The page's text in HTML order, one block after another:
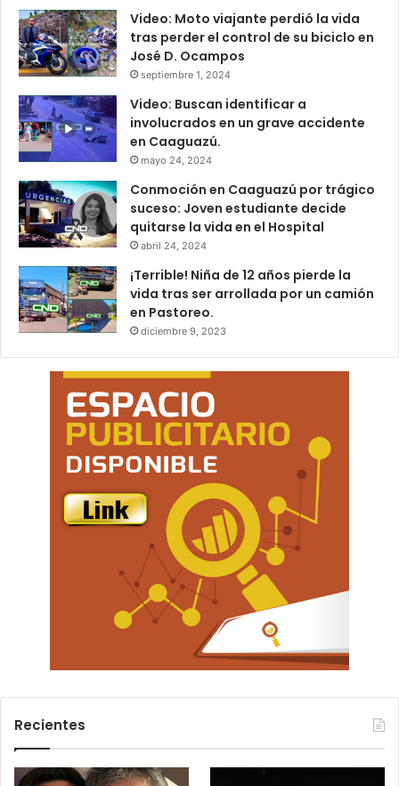
Video: Moto viajante perdió la vida
tras perder el control de su biciclo en
José D. Ocampos
septiembre 1, 2024
Video: Buscan identificar a
involucrados en un grave accidente
en Caaguazú.
mayo 24, 2024
Conmoción en Caaguazú por trágico
suceso: Joven estudiante decide
quitarse la vida en el Hospital
abril 24, 2024
¡Terrible! Niña de 12 años pierde la
vida tras ser arrollada por un camión
en Pastoreo.
diciembre 9, 2023
Recientes